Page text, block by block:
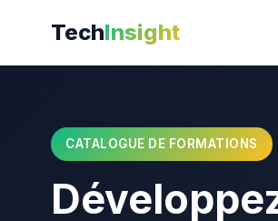
TechInsight
CATALOGUE DE FORMATIONS